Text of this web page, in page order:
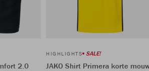
2.0
HIGHLIGHTS SALE!
JAKO Shirt Primera korte